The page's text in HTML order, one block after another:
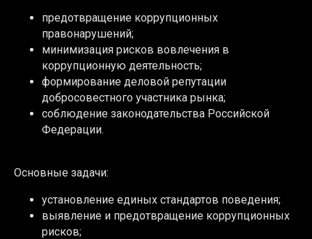
предотвращение коррупционных
правонарушений;
минимизация рисков вовлечения в
коррупционную деятельность;
формирование деловой репутации
добросовестного участника рынка;
соблюдение законодательства Российской
Федерации.
Основные задачи:
установление единых стандартов поведения;
выявление и предотвращение коррупционных
рисков;